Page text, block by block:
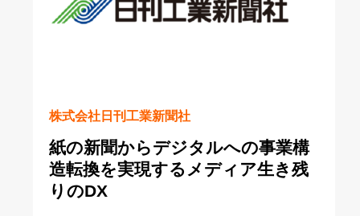
株式会社日刊工業新聞社
紙の新聞からデジタルへの事業構
造転換を実現するメディア生き残
りのDX